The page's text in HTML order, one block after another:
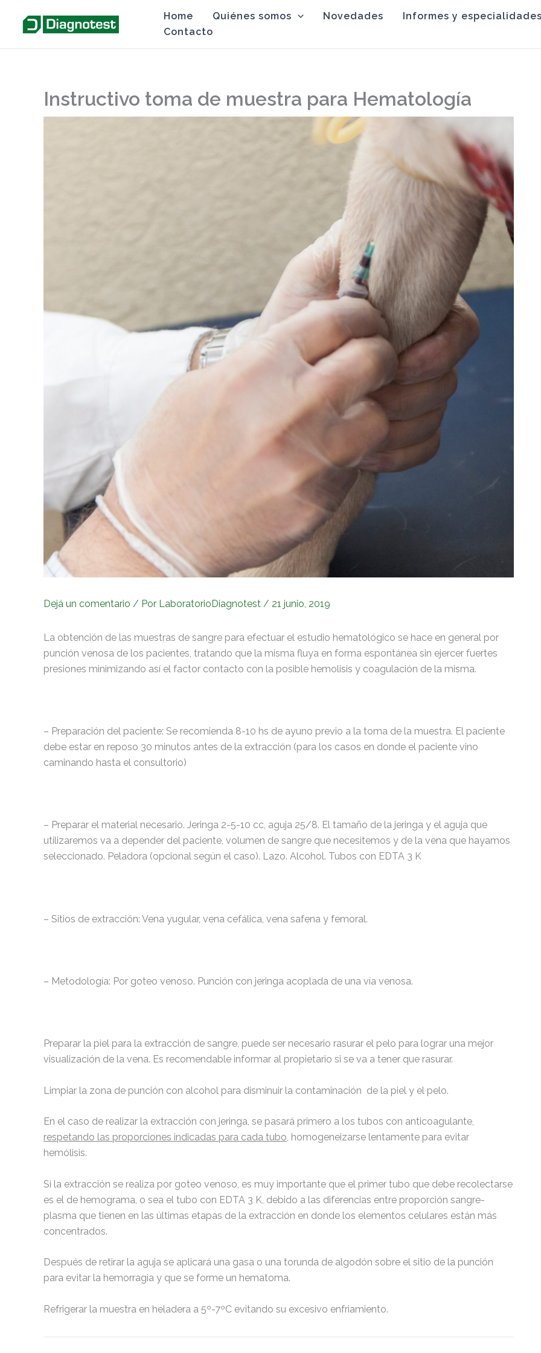
Home Quiénes somos Novedades Informes y especialidades
Contacto
Instructivo toma de muestra para Hematología
Dejá un comentario / Por LaboratorioDiagnotest / 21 junio, 2019
La obtención de las muestras de sangre para efectuar el estudio hematológico se hace en general por
punción venosa de los pacientes, tratando que la misma fluya en forma espontánea sin ejercer fuertes
presiones minimizando así el factor contacto con la posible hemolisis y coagulación de la misma.
– Preparación del paciente: Se recomienda 8-10 hs de ayuno previo a la toma de la muestra. El paciente
debe estar en reposo 30 minutos antes de la extracción (para los casos en donde el paciente vino
caminando hasta el consultorio)
– Preparar el material necesario. Jeringa 2-5-10 cc, aguja 25/8. El tamaño de la jeringa y el aguja que
utilizaremos va a depender del paciente, volumen de sangre que necesitemos y de la vena que hayamos
seleccionado. Peladora (opcional según el caso). Lazo. Alcohol. Tubos con EDTA 3 K
– Sitios de extracción: Vena yugular, vena cefálica, vena safena y femoral.
– Metodología: Por goteo venoso. Punción con jeringa acoplada de una vía venosa.
Preparar la piel para la extracción de sangre, puede ser necesario rasurar el pelo para lograr una mejor
visualización de la vena. Es recomendable informar al propietario si se va a tener que rasurar.
Limpiar la zona de punción con alcohol para disminuir la contaminación de la piel y el pelo.
En el caso de realizar la extracción con jeringa, se pasará primero a los tubos con anticoagulante,
respetando las proporciones indicadas para cada tubo, homogeneizarse lentamente para evitar
hemólisis.
Si la extracción se realiza por goteo venoso, es muy importante que el primer tubo que debe recolectarse
es el de hemograma, o sea el tubo con EDTA 3 K, debido a las diferencias entre proporción sangre-
plasma que tienen en las últimas etapas de la extracción en donde los elementos celulares están más
concentrados.
Después de retirar la aguja se aplicará una gasa o una torunda de algodón sobre el sitio de la punción
para evitar la hemorragia y que se forme un hematoma.
Refrigerar la muestra en heladera a 5º-7ºC evitando su excesivo enfriamiento.